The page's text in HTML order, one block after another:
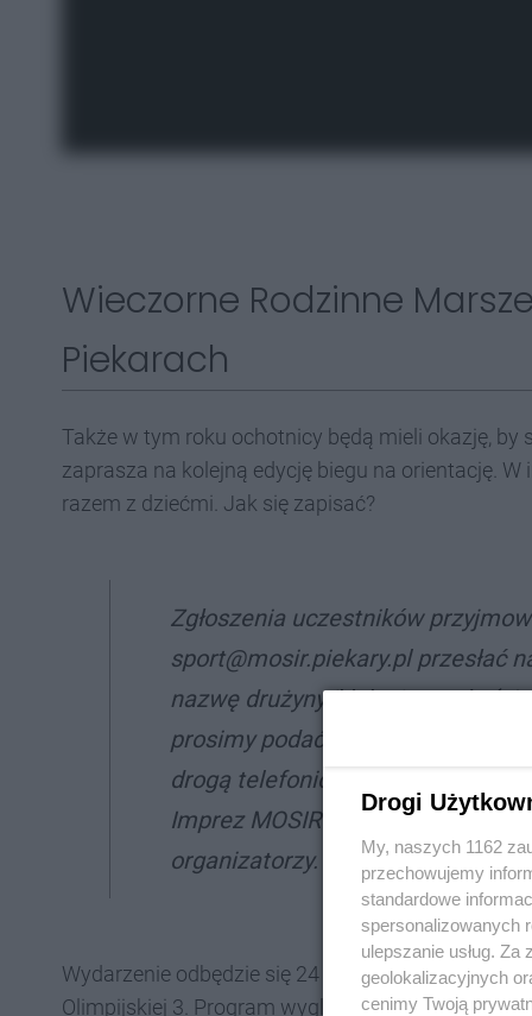
Wieczorne Rodzinne
Piekarach
Także w tym roku ochotnicy będą mieli okazję,
zaprasza na kolejną edycję biegu na orientację.
razem z dziećmi. Jak się zapisać?
Zgłoszenia uczestników
sport@mosir.piekary.pl przesłać
nazwę drużyny/klubu/zespołu
prosimy podać wiek dziecka) czy
drogą telefoniczną pod numerem
Imprez MOSIR od poniedziałku
organizatorzy.
Wydarzenie odbędzie się 24 kwietnia (czwartek).
Olimpijskiej 3. Program wygląda następująco:
Drogi
My, naszych 1162
przechowujemy
standardowe
spersonalizowanych
ulepszanie usług.
geolokalizacyjnych
cenimy Twoją